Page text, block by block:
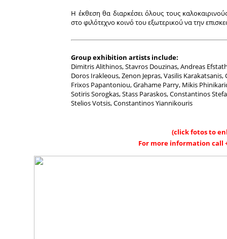
Η έκθεση θα διαρκέσει όλους τους
στο φιλότεχνο κοινό του εξωτερικού να την
Group exhibition artists include:
Dimitris Alithinos, Stavros Douzinas, Andreas
Doros Irakleous, Zenon Jepras, Vasilis
Frixos Papantoniou, Grahame Parry, Mikis
Sotiris Sorogkas, Stass Paraskos, Constantinos
Stelios Votsis, Constantinos Yiannikouris
(click fotos to
For more information call